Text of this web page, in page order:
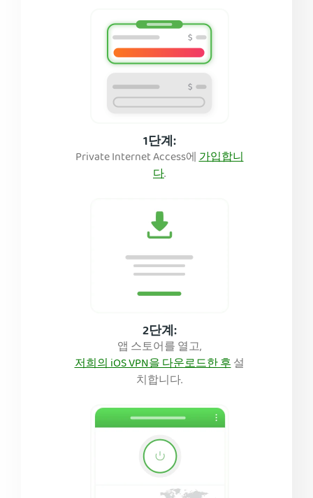
1단계:
Private Internet Access에가입합니
다.
2단계:
앱 스토어를 열고,
저희의 iOS VPN을 다운로드한 후설
치합니다.